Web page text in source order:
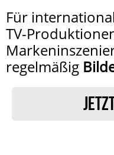
Für
TV-
regelmäßig